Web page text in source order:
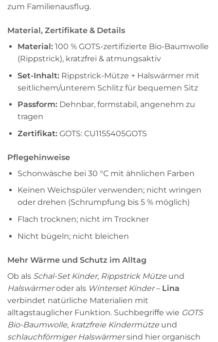
zum Familienausflug.
Material, Zertifikate & Details
Material:100 % GOTS-zertifizierte Bio-Baumwolle
(Rippstrick), kratzfrei & atmungsaktiv
Set-Inhalt:Rippstrick-Mütze + Halswärmer mit
seitlichem/unterem Schlitz für bequemen Sitz
Passform:Dehnbar, formstabil, angenehm zu
tragen
Zertifikat:GOTS: CU1155405GOTS
Pflegehinweise
Schonwäsche bei 30 °C mit ähnlichen Farben
Keinen Weichspüler verwenden; nicht wringen
oder drehen (Schrumpfung bis 5 % möglich)
Flach trocknen; nicht im Trockner
Nicht bügeln; nicht bleichen
Mehr Wärme und Schutz im Alltag
Ob als Schal-Set Kinder, Rippstrick Mütze und
Halswärmeroder als Winterset Kinder– Lina
verbindet natürliche Materialien mit
alltagstauglicher Funktion. Suchbegriffe wie GOTS
Bio-Baumwolle, kratzfreie Kindermütze und
schlauchförmiger Halswärmersind hier organisch